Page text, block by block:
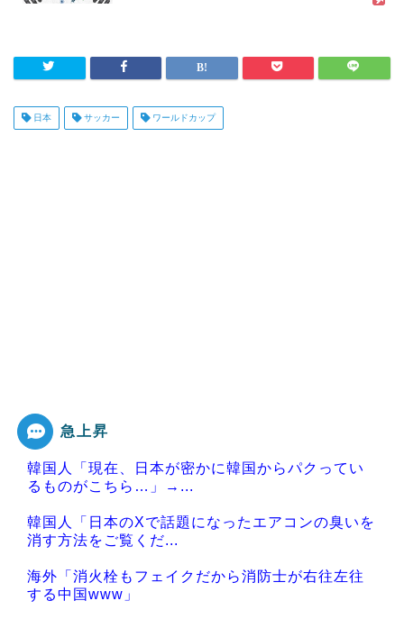
日本 サッカー ワールドカップ
急上昇
韓国人「現在、日本が密かに韓国からパクってい
るものがこちら…」→...
韓国人「日本のXで話題になったエアコンの臭いを
消す方法をご覧くだ...
海外「消火栓もフェイクだから消防士が右往左往
する中国www」